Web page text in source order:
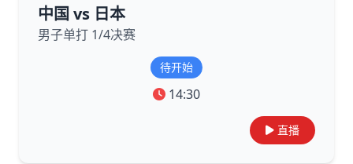
中国 vs 日本
男子单打 1/4决赛
待开始
14:30
直播